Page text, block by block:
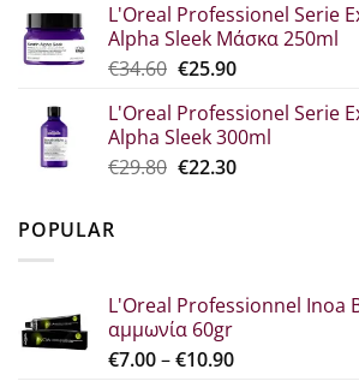
was:
€30.70.
τιμή
είναι:
€23.00.
L'Oreal Professionel Serie
Alpha Sleek Μάσκα 250ml
€34.60 Original
was:
€34.60.
€25.90Η
τιμή
είναι:
€25.90.
L'Oreal Professionel Serie
Alpha Sleek 300ml
€29.80 Original
€22.30Η
POPULAR
L'Oreal Professionnel Inoa
αμμωνία 60gr
€7.00–€10.90Price